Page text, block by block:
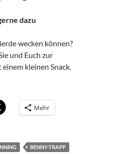
dazu
wecken können?
und Euch zur
kleinen Snack.
Mehr
BENNY-TRAPP